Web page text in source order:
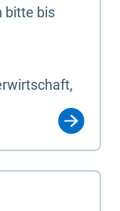
bitte bis